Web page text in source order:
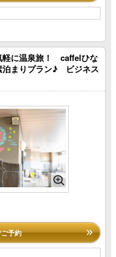
軽に温泉旅！ caffelひな
まりプラン♪ ビジネス
予約